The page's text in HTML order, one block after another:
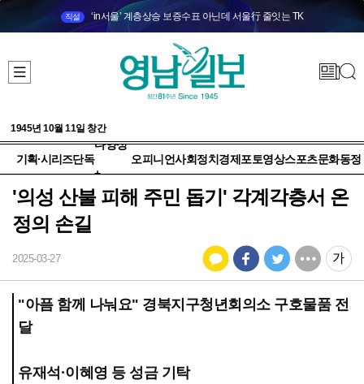
직설 ‘in서울’ 계층상승 보증수표 아닌데 서울行 줄잇는 TK
1945년 10월 11일 창간
기획·시리즈단독
다양성
+
오피니언사회정치 경제 포토영상스포츠문화동정
'의성 산불 피해 주민 돕기' 각계각층서 온
정의 손길
2025-03-27
"아픔 함께 나눠요" 경북지구청년회의소 구호물품 전
달
유재석·이혜영 등 성금 기탁